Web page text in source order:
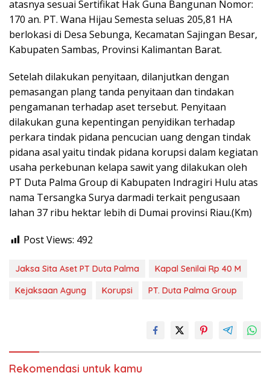
atasnya sesuai Sertifikat Hak Guna Bangunan Nomor:
170 an. PT. Wana Hijau Semesta seluas 205,81 HA
berlokasi di Desa Sebunga, Kecamatan Sajingan Besar,
Kabupaten Sambas, Provinsi Kalimantan Barat.
Setelah dilakukan penyitaan, dilanjutkan dengan
pemasangan plang tanda penyitaan dan tindakan
pengamanan terhadap aset tersebut. Penyitaan
dilakukan guna kepentingan penyidikan terhadap
perkara tindak pidana pencucian uang dengan tindak
pidana asal yaitu tindak pidana korupsi dalam kegiatan
usaha perkebunan kelapa sawit yang dilakukan oleh
PT Duta Palma Group di Kabupaten Indragiri Hulu atas
nama Tersangka Surya darmadi terkait pengusaan
lahan 37 ribu hektar lebih di Dumai provinsi Riau.(Km)
Post Views: 492
Jaksa Sita Aset PT Duta Palma
Kapal Senilai Rp 40 M
Kejaksaan Agung
Korupsi PT. Duta Palma Group
Rekomendasi untuk kamu